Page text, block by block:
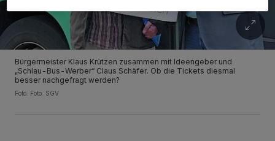
Bürgermeister Klaus Krützen zusammen mit Ideengeber und
„Schlau-Bus-Werber“ Claus Schäfer. Ob die Tickets diesmal
besser nachgefragt werden?
Foto: Foto: SGV